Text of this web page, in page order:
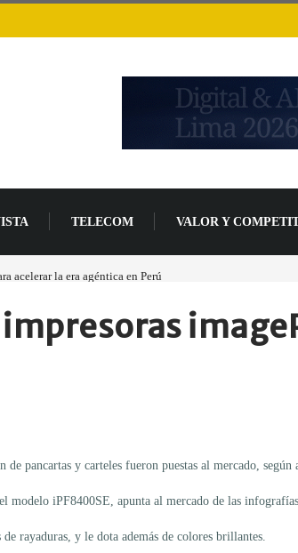
TELECOM VALOR Y
la era agéntica en PerúLas causas del impulso al alza en el
pancartas y carteles fueron puestas al mercado, según
iPF8400SE, apunta al mercado de las
rayaduras, y le dota además de colores brillantes.